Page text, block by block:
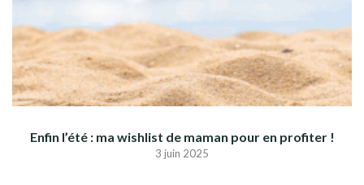
Enfin l’été : ma wishlist de maman pour en profiter !
3 juin 2025